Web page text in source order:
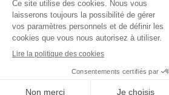
Politique de
Politique des
Visual identity by